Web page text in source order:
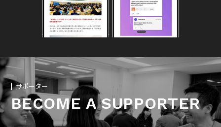
サポーター
BECOME A SUPPORTER